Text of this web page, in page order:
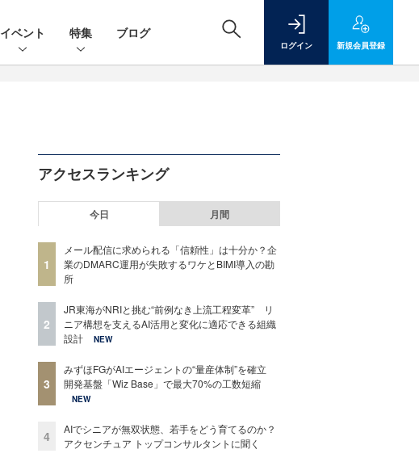
イベント 特集 ブログ
ログイン 新規会員登録
アクセスランキング
今日 月間
1
メール配信に求められる「信頼性」は十分か？企
業のDMARC運用が失敗するワケとBIMI導入の勘
所
2
JR東海がNRIと挑む“前例なき上流工程変革” リ
ニア構想を支えるAI活用と変化に適応できる組織
設計
NEW
3
みずほFGがAIエージェントの“量産体制”を確立
開発基盤「Wiz Base」で最大70%の工数短縮
NEW
4
AIでシニアが無双状態、若手をどう育てるのか？
アクセンチュア トップコンサルタントに聞く